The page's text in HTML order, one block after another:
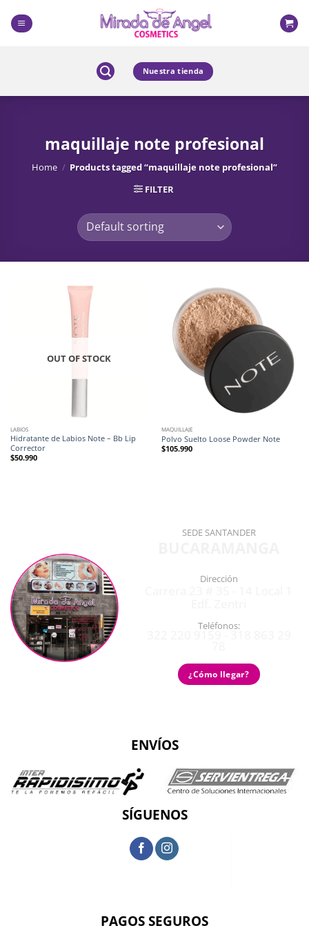
content
Nuestra tienda
maquillaje note profesional
Home / Products tagged “maquillaje note profesional”
FILTER
OUT OF STOCK
LABIOS
Hidratante de Labios Note – Bb Lip
Corrector
$50.990
MAQUILLAJE
Polvo Suelto Loose Powder Note
$105.990
SEDE SANTANDER
Dirección
Teléfonos:
¿Cómo llegar?
ENVÍOS
SÍGUENOS
PAGOS SEGUROS